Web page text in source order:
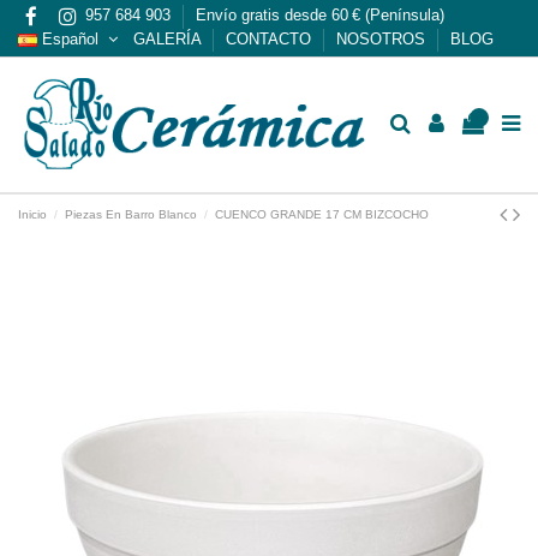
957 684 903
Envío gratis desde 60 € (Península)
Español
GALERÍA CONTACTO NOSOTROS BLOG
Inicio Piezas En Barro Blanco CUENCO GRANDE 17 CM BIZCOCHO